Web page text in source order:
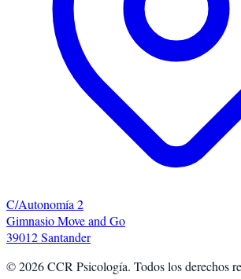
C/Autonomía 2
Gimnasio Move and Go
39012 Santander
©2026CCR Psicología. Todos los derechos